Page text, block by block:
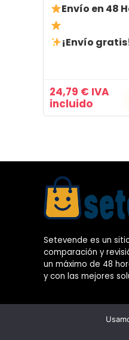
Envío en 48
¡Envío
24,79 € IVA
incluido
Setevende es un
comparación y
un máximo de 48
y con las mejores